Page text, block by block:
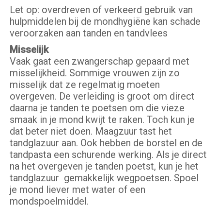
Let op: overdreven of verkeerd gebruik van
hulpmiddelen bij de mondhygiëne kan schade
veroorzaken aan tanden en tandvlees
Misselijk
Vaak gaat een zwangerschap gepaard met
misselijkheid. Sommige vrouwen zijn zo
misselijk dat ze regelmatig moeten
overgeven. De verleiding is groot om direct
daarna je tanden te poetsen om die vieze
smaak in je mond kwijt te raken. Toch kun je
dat beter niet doen. Maagzuur tast het
tandglazuur aan. Ook hebben de borstel en de
tandpasta een schurende werking. Als je direct
na het overgeven je tanden poetst, kun je het
tandglazuur gemakkelijk wegpoetsen. Spoel
je mond liever met water of een
mondspoelmiddel.